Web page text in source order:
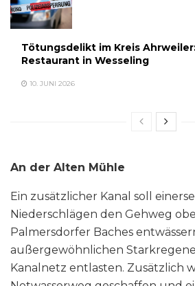
Tötungsdelikt im Kreis
Restaurant in Wesseling
10. JUNI 2026
An der Alten Mühle
Ein zusätzlicher Kanal soll
Niederschlägen den Gehweg
Palmersdorfer Baches
außergewöhnlichen
Kanalnetz entlasten. Zusätzlich